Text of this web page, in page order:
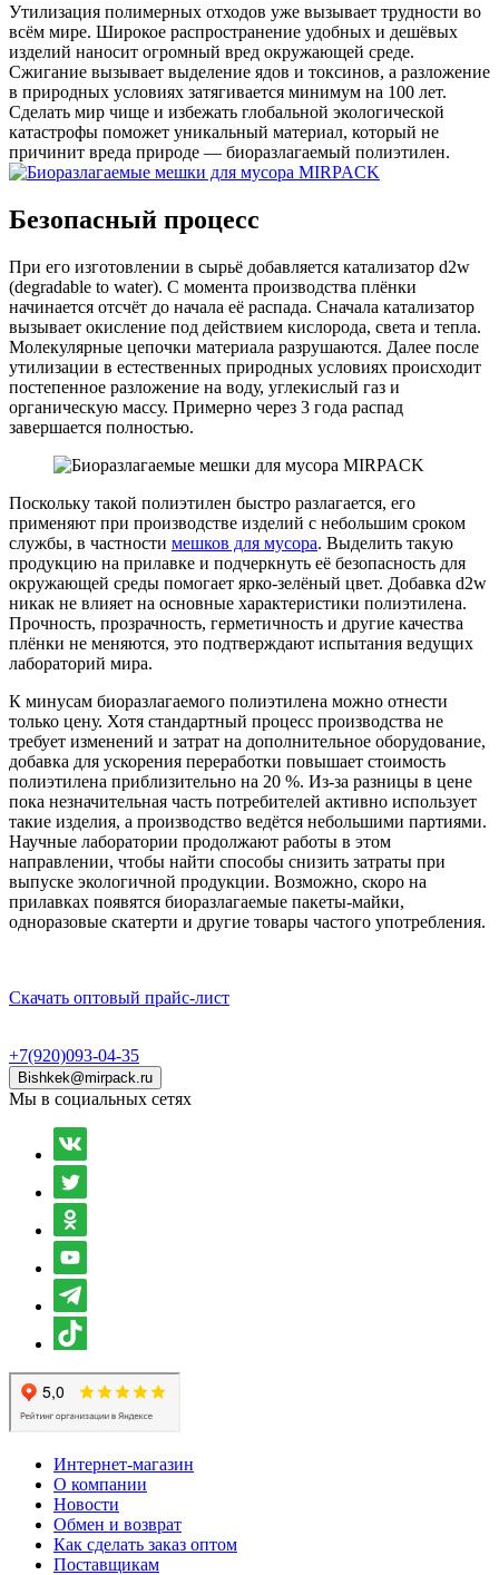
Утилизация полимерных отходов уже вызывает трудности во
всём мире. Широкое распространение удобных и дешёвых
изделий наносит огромный вред окружающей среде.
Сжигание вызывает выделение ядов и токсинов, а разложение
в природных условиях затягивается минимум на 100 лет.
Сделать мир чище и избежать глобальной экологической
катастрофы поможет уникальный материал, который не
причинит вреда природе — биоразлагаемый полиэтилен.
Безопасный процесс
При его изготовлении в сырьё добавляется катализатор d2w
(degradable to water). С момента производства плёнки
начинается отсчёт до начала её распада. Сначала катализатор
вызывает окисление под действием кислорода, света и тепла.
Молекулярные цепочки материала разрушаются. Далее после
утилизации в естественных природных условиях происходит
постепенное разложение на воду, углекислый газ и
органическую массу. Примерно через 3 года распад
завершается полностью.
Поскольку такой полиэтилен быстро разлагается, его
применяют при производстве изделий с небольшим сроком
службы, в частности мешков для мусора. Выделить такую
продукцию на прилавке и подчеркнуть её безопасность для
окружающей среды помогает ярко-зелёный цвет. Добавка d2w
никак не влияет на основные характеристики полиэтилена.
Прочность, прозрачность, герметичность и другие качества
плёнки не меняются, это подтверждают испытания ведущих
лабораторий мира.
К минусам биоразлагаемого полиэтилена можно отнести
только цену. Хотя стандартный процесс производства не
требует изменений и затрат на дополнительное оборудование,
добавка для ускорения переработки повышает стоимость
полиэтилена приблизительно на 20 %. Из-за разницы в цене
пока незначительная часть потребителей активно использует
такие изделия, а производство ведётся небольшими партиями.
Научные лаборатории продолжают работы в этом
направлении, чтобы найти способы снизить затраты при
выпуске экологичной продукции. Возможно, скоро на
прилавках появятся биоразлагаемые пакеты-майки,
одноразовые скатерти и другие товары частого употребления.
Скачать оптовый прайс-лист
+7(920)093-04-35
Bishkek@mirpack.ru
Мы в социальных сетях
Интернет-магазин
О компании
Новости
Обмен и возврат
Как сделать заказ оптом
Поставщикам